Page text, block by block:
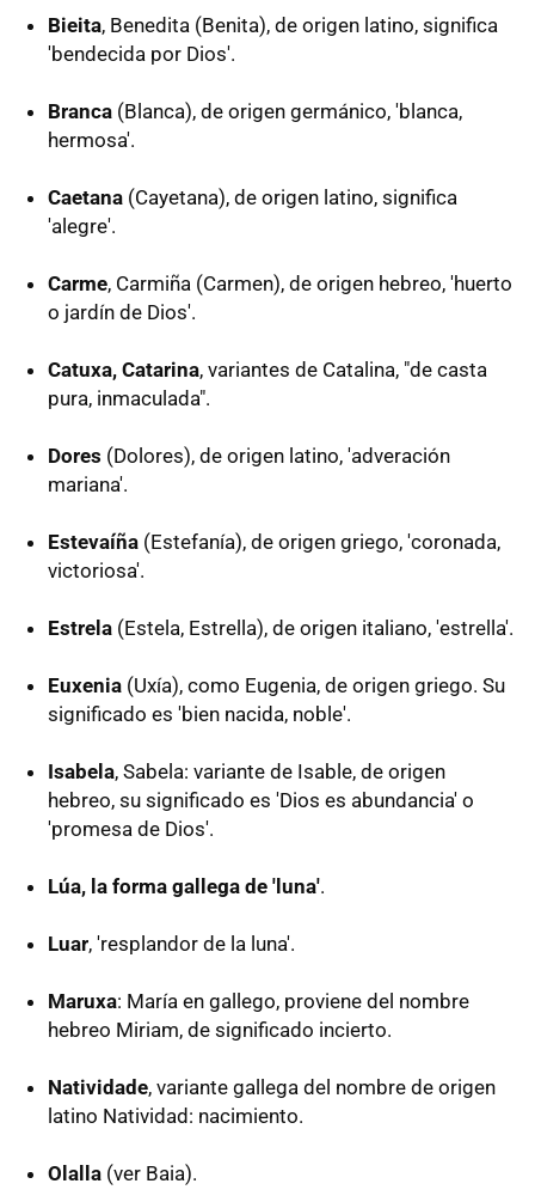
Bieita, Benedita (Benita), de origen latino, significa
'bendecida por Dios'.
Branca (Blanca), de origen germánico, 'blanca,
hermosa'.
Caetana (Cayetana), de origen latino, significa
'alegre'.
Carme, Carmiña (Carmen), de origen hebreo, 'huerto
o jardín de Dios'.
Catuxa, Catarina, variantes de Catalina, "de casta
pura, inmaculada".
Dores (Dolores), de origen latino, 'adveración
mariana'.
Estevaíña (Estefanía), de origen griego, 'coronada,
victoriosa'.
Estrela (Estela, Estrella), de origen italiano, 'estrella'.
Euxenia (Uxía), como Eugenia, de origen griego. Su
significado es 'bien nacida, noble'.
Isabela, Sabela: variante de Isable, de origen
hebreo, su significado es 'Dios es abundancia' o
'promesa de Dios'.
Lúa, la forma gallega de 'luna'.
Luar, 'resplandor de la luna'.
Maruxa: María en gallego, proviene del nombre
hebreo Miriam, de significado incierto.
Natividade, variante gallega del nombre de origen
latino Natividad: nacimiento.
Olalla (ver Baia).